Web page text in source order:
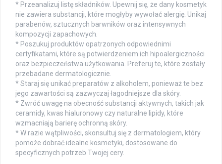
* Przeanalizuj listę składników. Upewnij się, że dany kosmetyk
nie zawiera substancji, które mogłyby wywołać alergię. Unikaj
parabenów, sztucznych barwników oraz intensywnych
kompozycji zapachowych.
* Poszukuj produktów opatrzonych odpowiednimi
certyfikatami, które są potwierdzeniem ich hipoalergiczności
oraz bezpieczeństwa użytkowania. Preferuj te, które zostały
przebadane dermatologicznie.
* Staraj się unikać preparatów z alkoholem, ponieważ te bez
jego zawartości są zazwyczaj łagodniejsze dla skóry.
* Zwróć uwagę na obecność substancji aktywnych, takich jak
ceramidy, kwas hialuronowy czy naturalne lipidy, które
wzmacniają barierę ochronną skóry.
* W razie wątpliwości, skonsultuj się z dermatologiem, który
pomoże dobrać idealne kosmetyki, dostosowane do
specyficznych potrzeb Twojej cery.